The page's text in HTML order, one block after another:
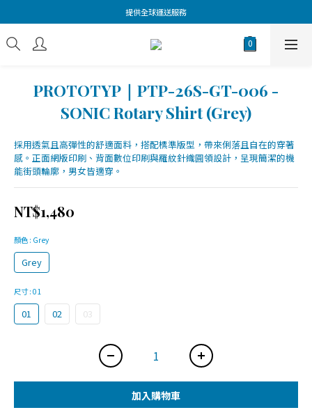
提供全球運送服務
PROTOTYP｜PTP-26S-GT-006 -
SONIC Rotary Shirt (Grey)
採用透氣且高彈性的舒適面料，搭配標準版型，帶來俐落且自在的穿著
感。正面網版印刷、背面數位印刷與羅紋針織圓領設計，呈現簡潔的機
能街頭輪廓，男女皆適穿。
NT$1,480
顏色 : Grey
Grey
尺寸: 01
01 02 03
加入購物車